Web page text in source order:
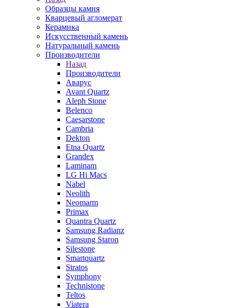
Образцы камня
Кварцевый агломерат
Керамика
Искусственный камень
Натуральный камень
Производители
Назад
Производители
Аварус
Avant Quartz
Aleph Stone
Belenco
Caesarstone
Cambria
Dekton
Etna Quartz
Grandex
Laminam
LG Hi Macs
Nabel
Neolith
Neomarm
Primax
Quantra Quartz
Samsung Radianz
Samsung Staron
Silestone
Smartquartz
Stratos
Symphony
Technistone
Teltos
Viatera